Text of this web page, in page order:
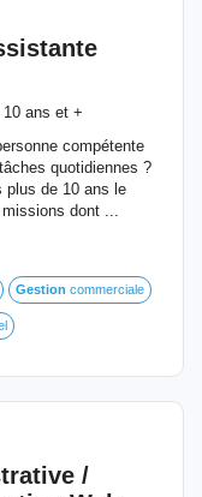
10 ans et +
compétente
quotidiennes ?
plus de 10 ans le
dont ...
Gestion commerciale
/